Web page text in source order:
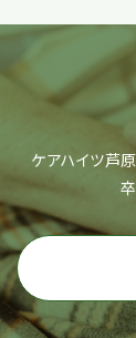
ケアハイツ芦